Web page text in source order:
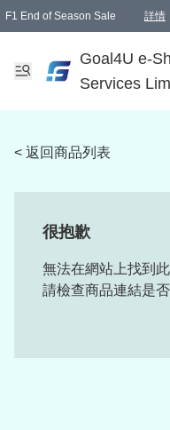
F1 End of Season Sale 詳情
Goal4U e-
Services
< 返回商品列表
很抱歉
無法在網站上找到
請檢查商品連結是否